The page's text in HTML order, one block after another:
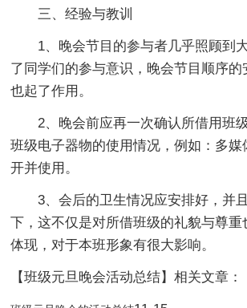
三、经验与教训
1、晚会节目的参与者几乎照顾到
了同学们的参与意识，晚会节目顺序
也起了作用。
2、晚会前应再一次确认所借用班级
班级电子器物的使用情况，例如：多媒
开并使用。
3、会后的卫生情况应安排好，并
下，这不仅是对所借班级的礼貌与尊重
体现，对于本班形象有很大影响。
【班级元旦晚会活动总结】相关文章：